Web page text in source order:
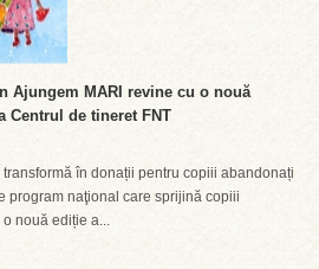
Ajungem MARI revine cu o nouă
Centrul de tineret FNT
în donații pentru copiii abandonați
program naţional care sprijină copiii
nouă ediție a...